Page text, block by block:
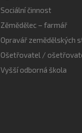
Sociální činnost
Zěmědělec – farmář
Opravář zemědělských
Ošetřovatel /
Vyšší odborná škola